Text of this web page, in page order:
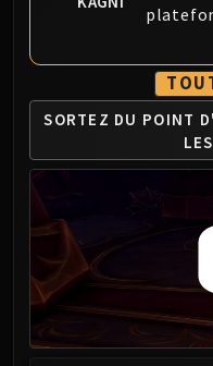
Wind
Grand
Vexie
SORTEZ DU POINT